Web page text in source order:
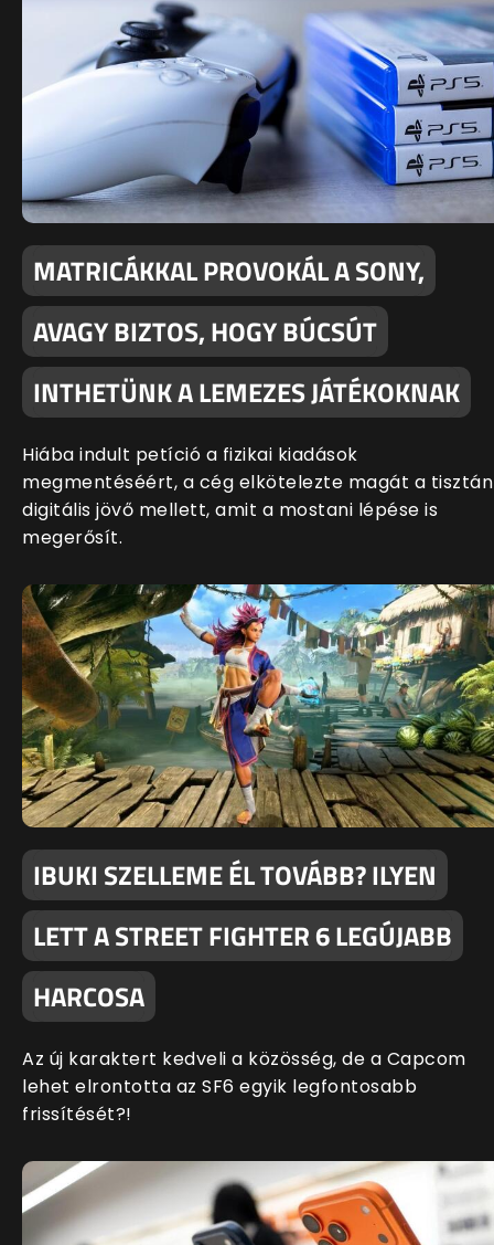
MATRICÁKKAL PROVOKÁL A SONY,
AVAGY BIZTOS, HOGY BÚCSÚT
INTHETÜNK A LEMEZES JÁTÉKOKNAK
Hiába indult petíció a fizikai kiadások
megmentéséért, a cég elkötelezte magát a tisztán
digitális jövő mellett, amit a mostani lépése is
megerősít.
IBUKI SZELLEME ÉL TOVÁBB? ILYEN
LETT A STREET FIGHTER 6 LEGÚJABB
HARCOSA
Az új karaktert kedveli a közösség, de a Capcom
lehet elrontotta az SF6 egyik legfontosabb
frissítését?!